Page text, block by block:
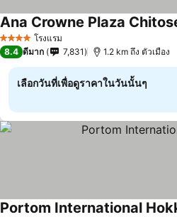
4 ดาว โรงแรม
Ana Crowne Plaza
8.4 ดีมาก 7,831 1.2 km ถึง ตัวเมือง
เลือกวันที่เพื่อดูราคาในวันนั้นๆ
Portom International